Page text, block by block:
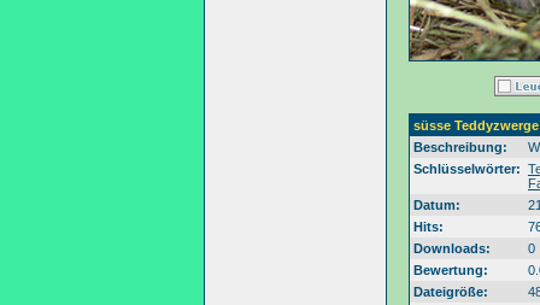
süsse Teddyzwerge
Beschreibung:
Schlüsselwörter:
Datum:
Hits:
Downloads:
0
Bewertung:
Dateigröße: